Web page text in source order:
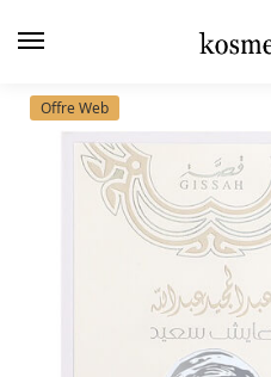
principal
Offre Web